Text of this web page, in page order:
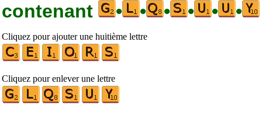
contenant
• • • • • •
Cliquez pour ajouter une huitième lettre
Cliquez pour enlever une lettre